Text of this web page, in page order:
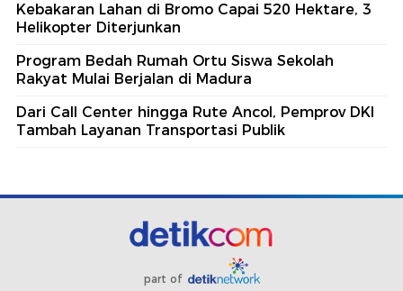
Kebakaran Lahan di Bromo Capai 520 Hektare, 3
Helikopter Diterjunkan
Program Bedah Rumah Ortu Siswa Sekolah
Rakyat Mulai Berjalan di Madura
Dari Call Center hingga Rute Ancol, Pemprov DKI
Tambah Layanan Transportasi Publik
part of